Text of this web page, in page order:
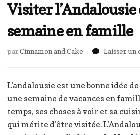
Visiter l’Andalousie
semaine en famille
parCinnamon and Cake Laisser un
L’andalousie est une bonne idée
une semaine de vacances en
temps, ses choses à voir et sa
qui mérite d’être visitée.